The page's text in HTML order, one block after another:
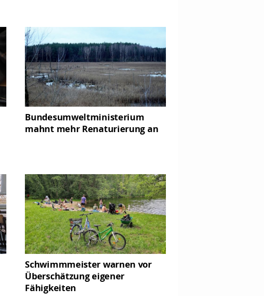
Bundesumweltministerium
mahnt mehr Renaturierung an
Schwimmmeister warnen vor
Überschätzung eigener
Fähigkeiten